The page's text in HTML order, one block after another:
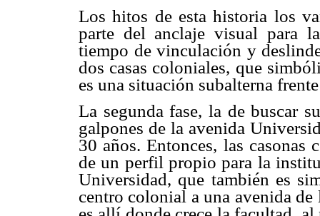
Los hitos de esta historia los
parte del anclaje visual para
tiempo de vinculación y
dos casas coloniales, que
es una situación subalterna
La segunda fase, la de buscar
galpones de la avenida
30 años. Entonces, las casonas
de un perfil propio para la
Universidad, que también es
centro colonial a una avenida